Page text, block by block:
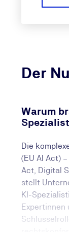
Der
Warum
Die
(EU AI Act)
Act, Digital
stellt
KI-
Expertinnen